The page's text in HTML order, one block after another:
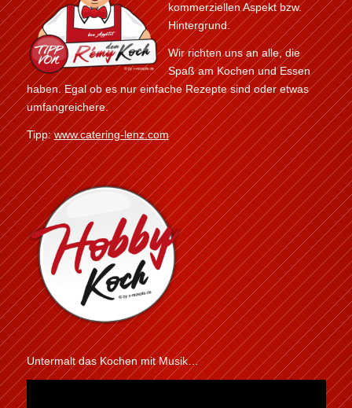
kommerziellen Aspekt bzw.
Hintergrund.
Wir richten uns an alle, die
Spaß am Kochen und Essen
haben. Egal ob es nur einfache Rezepte sind oder etwas
umfangreichere.
Tipp:www.catering-lenz.com
Untermalt das Kochen mit Musik…